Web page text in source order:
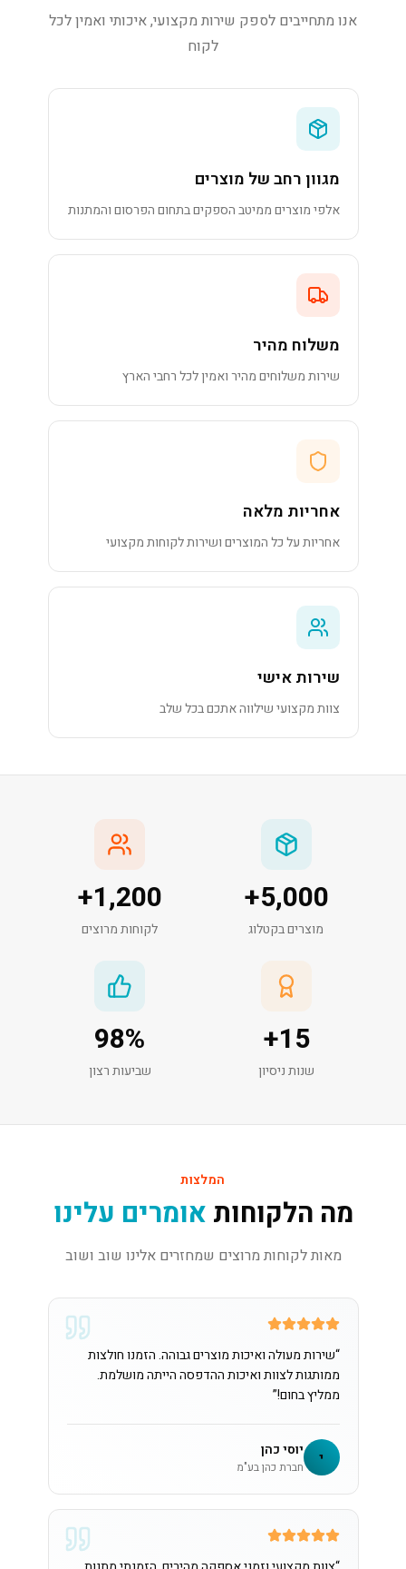
אנו מתחייבים לספק שירות מקצועי, איכותי ואמין לכל
לקוח
מגוון רחב של מוצרים
אלפי מוצרים ממיטב הספקים בתחום הפרסום והמתנות
משלוח מהיר
שירות משלוחים מהיר ואמין לכל רחבי הארץ
אחריות מלאה
אחריות על כל המוצרים ושירות לקוחות מקצועי
שירות אישי
צוות מקצועי שילווה אתכם בכל שלב
5,000
+
מוצרים בקטלוג
1,200
+
לקוחות מרוצים
15
+
שנות ניסיון
98%
שביעות רצון
המלצות
מה הלקוחות אומרים עלינו
מאות לקוחות מרוצים שמחזרים אלינו שוב ושוב
“שירות מעולה ואיכות מוצרים גבוהה. הזמנו חולצות
ממותגות לצוות ואיכות ההדפסה הייתה מושלמת.
ממליץ בחום!”
י יוסי כהן
חברת כהן בע"מ